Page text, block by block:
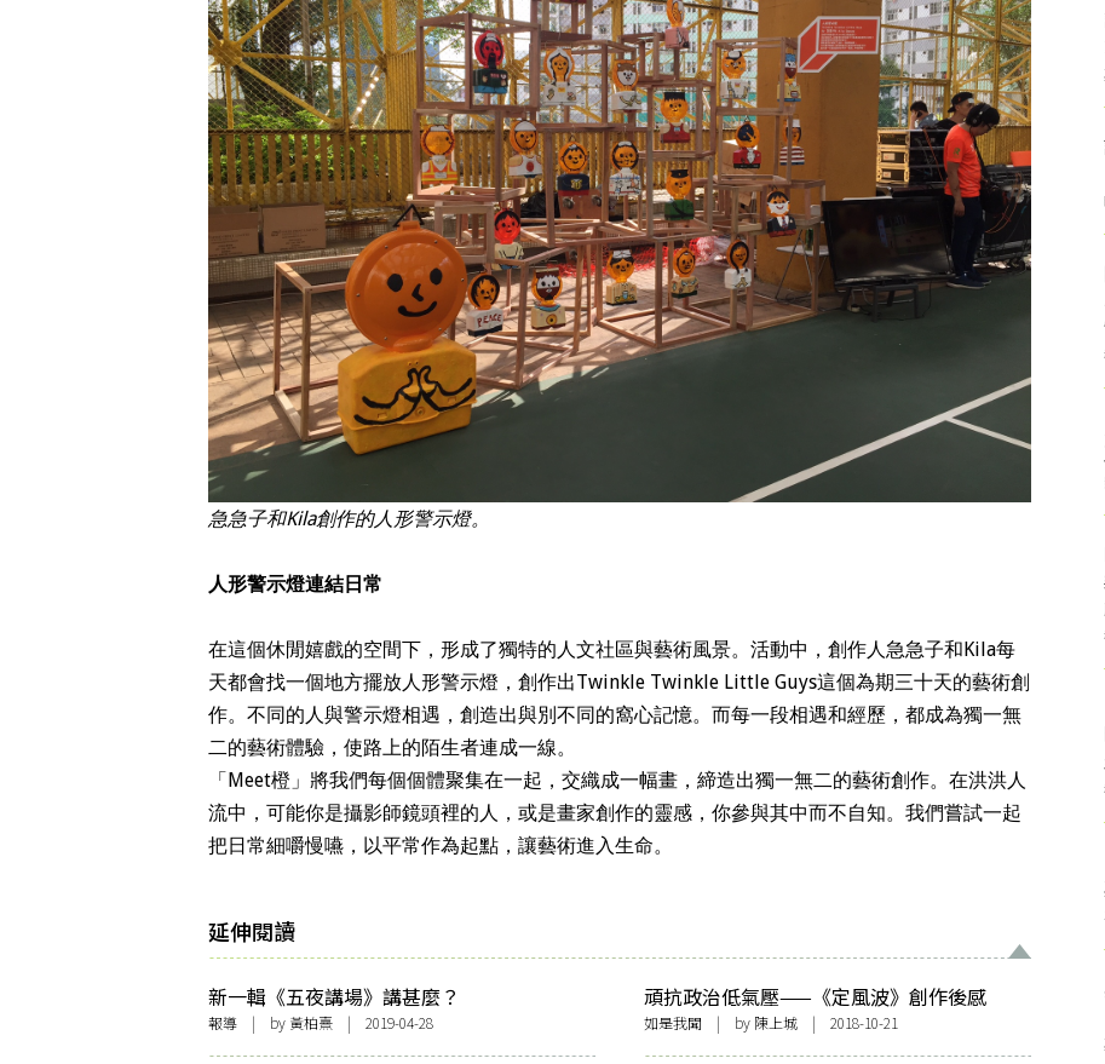
急急子和Kila創作的人形警示燈。
人形警示燈連結日常
在這個休閒嬉戲的空間下，形成了獨特的人文社區與藝術風景。活動中，創作人急急子和Kila每
天都會找一個地方擺放人形警示燈，創作出Twinkle Twinkle Little Guys這個為期三十天的藝術創
作。不同的人與警示燈相遇，創造出與別不同的窩心記憶。而每一段相遇和經歷，都成為獨一無
二的藝術體驗，使路上的陌生者連成一線。
「Meet橙」將我們每個個體聚集在一起，交織成一幅畫，締造出獨一無二的藝術創作。在洪洪人
流中，可能你是攝影師鏡頭裡的人，或是畫家創作的靈感，你參與其中而不自知。我們嘗試一起
把日常細嚼慢嚥，以平常作為起點，讓藝術進入生命。
延伸閱讀
新一輯《五夜講場》講甚麼？
報導 | by 黃柏熹 | 2019-04-28
頑抗政治低氣壓——《定風波》創作後感
如是我聞 | by 陳上城 | 2018-10-21